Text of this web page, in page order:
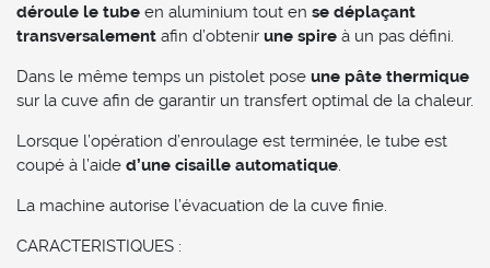
déroule le tube en aluminium tout en se déplaçant
transversalement afin d’obtenir une spire à un pas défini.
Dans le même temps un pistolet pose une pâte thermique
sur la cuve afin de garantir un transfert optimal de la chaleur.
Lorsque l’opération d’enroulage est terminée, le tube est
coupé à l’aide d’une cisaille automatique.
La machine autorise l’évacuation de la cuve finie.
CARACTERISTIQUES :